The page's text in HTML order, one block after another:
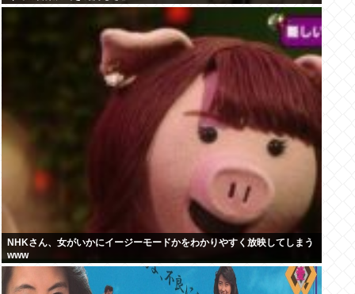
NHKさん、女がいかにイージーモードかをわかりやすく放映してしまう
www